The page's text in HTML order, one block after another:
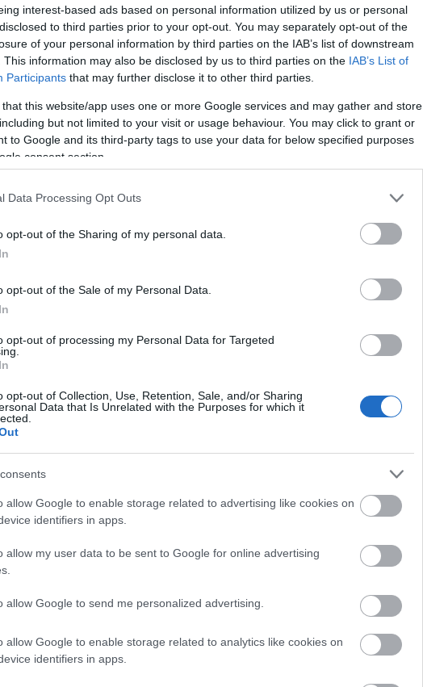
interest-based ads based on personal information utilized by us or personal
to third parties prior to your opt-out. You may separately opt-out of the
of your personal information by third parties on the IAB’s list of downstream
This information may also be disclosed by us to third parties on the IAB’s List of
Participants that may further disclose it to other third parties.
that this website/app uses one or more Google services and may gather and store
but not limited to your visit or usage behaviour. You may click to grant or
to Google and its third-party tags to use your data for below specified purposes
consent section.
Data Processing Opt Outs
opt-out of the Sharing of my personal data.
opt-out of the Sale of my Personal Data.
opt-out of processing my Personal Data for Targeted
opt-out of Collection, Use, Retention, Sale, and/or Sharing
Data that Is Unrelated with the Purposes for which it
allow Google to enable storage related to advertising like cookies on
identifiers in apps.
allow my user data to be sent to Google for online advertising
allow Google to send me personalized advertising.
allow Google to enable storage related to analytics like cookies on
identifiers in apps.
DiDonato, modell a „Hogyan nézz
fontos a fény, hogy egyes
néven az aranyórában) készítenek
kapják. „A lágy, természetes
erős lehet, ezért ha éppen
(pár órával napnyugta előtt és pár
megfelelő pillanat megragadására,
„Nem javasolnám a közvetlen
fényeket, nagyon erős vakuval.
illeti, Alex azt javasolja, hogy
árnyékokat eredményezhetnek
a múzsa, akkor tudnod kell, hogy: „A
próbálsz meg fotózni, és egy kicsit
akkor ott egyenesen, az arccal
hogy fordulj el enyhe szögben,
be arra, hogy a lábaid hosszabbnak
és keresztezed a lábadat is a
küzdesz és nem tudod, mit is kezdj
azt. „Egy pohár is remek kellék,
a kezedben!” - mondja Alex. „A
álladat is megtámaszthatod vele,